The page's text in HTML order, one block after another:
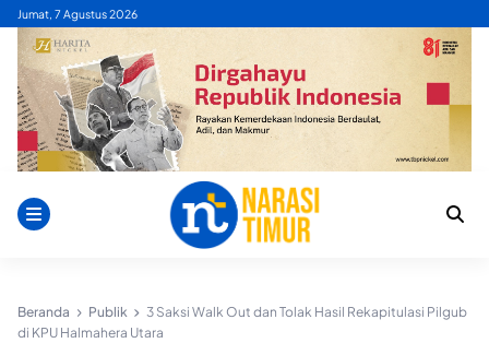
Skip
content
Jumat, 7 Agustus 2026
Beranda Publik
3 Saksi Walk Out dan Tolak Hasil Rekapitulasi Pilgub
di KPU Halmahera Utara